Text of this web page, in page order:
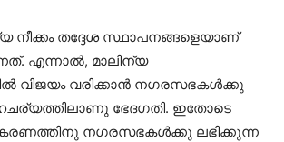
നീക്കം തദ്ദേശ സ്ഥാപനങ്ങളെയാണ്
എന്നാല്‍, മാലിന്യ
വിജയം വരിക്കാന്‍ നഗരസഭകള്‍ക്കു
ഭേദഗതി. ഇതോടെ
നഗരസഭകള്‍ക്കു ലഭിക്കുന്ന